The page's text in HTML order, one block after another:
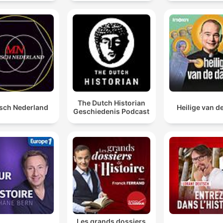
cómo su papel fue borrado de la narrativa principal del cine.
Al final la historia lo que nos enseña es que el éxito
muy relativo y que... El éxito en un aspecto de tu vida
no te garantiza el éxito en todas las demás.
00:53:24 · Se ofrece una conclusión filosófica sobre cómo los
personales a pesar de sus logros.
Nederland
The Dutch Historian
Geschiedenis Podcast
Heilige van